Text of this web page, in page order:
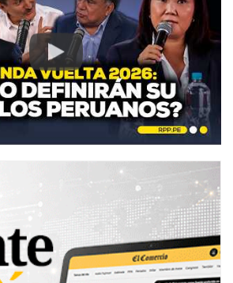
Play